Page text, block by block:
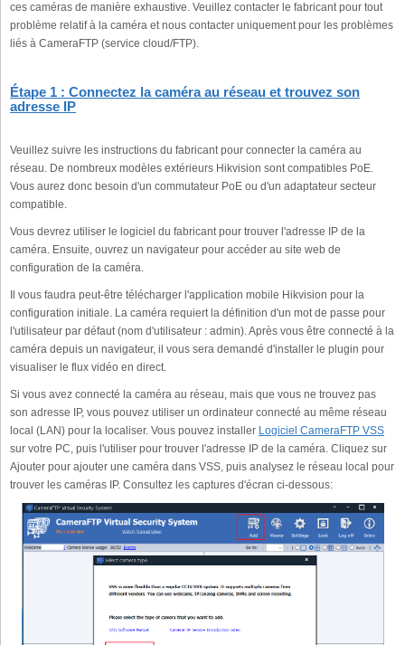
ces caméras de manière exhaustive. Veuillez contacter le fabricant pour tout
problème relatif à la caméra et nous contacter uniquement pour les problèmes
liés à CameraFTP (service cloud/FTP).
Étape 1 : Connectez la caméra au réseau et trouvez son
adresse IP
Veuillez suivre les instructions du fabricant pour connecter la caméra au
réseau. De nombreux modèles extérieurs Hikvision sont compatibles PoE.
Vous aurez donc besoin d'un commutateur PoE ou d'un adaptateur secteur
compatible.
Vous devrez utiliser le logiciel du fabricant pour trouver l'adresse IP de la
caméra. Ensuite, ouvrez un navigateur pour accéder au site web de
configuration de la caméra.
Il vous faudra peut-être télécharger l'application mobile Hikvision pour la
configuration initiale. La caméra requiert la définition d'un mot de passe pour
l'utilisateur par défaut (nom d'utilisateur : admin). Après vous être connecté à la
caméra depuis un navigateur, il vous sera demandé d'installer le plugin pour
visualiser le flux vidéo en direct.
Si vous avez connecté la caméra au réseau, mais que vous ne trouvez pas
son adresse IP, vous pouvez utiliser un ordinateur connecté au même réseau
local (LAN) pour la localiser. Vous pouvez installer Logiciel CameraFTP VSS
sur votre PC, puis l'utiliser pour trouver l'adresse IP de la caméra. Cliquez sur
Ajouter pour ajouter une caméra dans VSS, puis analysez le réseau local pour
trouver les caméras IP. Consultez les captures d'écran ci-dessous: